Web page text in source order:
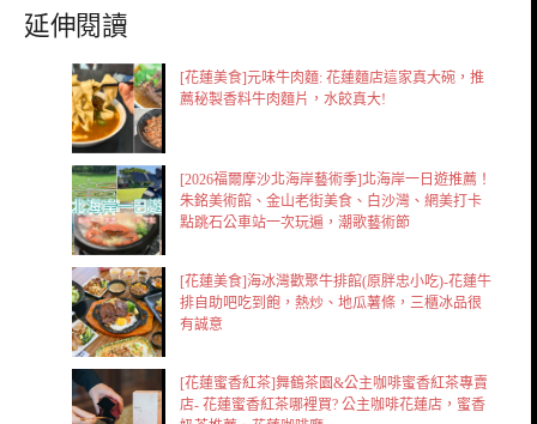
延伸閱讀
[花蓮美食]元味牛肉麵: 花蓮麵店這家真大碗，推
薦秘製香料牛肉麵片，水餃真大!
[2026福爾摩沙北海岸藝術季]北海岸一日遊推薦！
朱銘美術館、金山老街美食、白沙灣、網美打卡
點跳石公車站一次玩遍，潮歌藝術節
[花蓮美食]海冰灣歡聚牛排館(原胖忠小吃)-花蓮牛
排自助吧吃到飽，熱炒、地瓜薯條，三櫃冰品很
有誠意
[花蓮蜜香紅茶]舞鶴茶園&公主咖啡蜜香紅茶專賣
店- 花蓮蜜香紅茶哪裡買? 公主咖啡花蓮店，蜜香